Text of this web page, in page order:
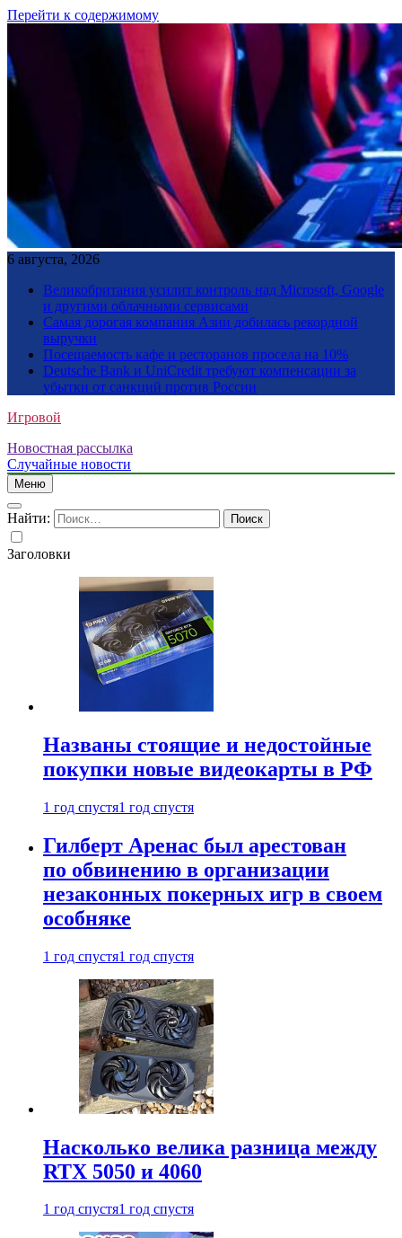
Перейти к содержимому
6 августа, 2026
Великобритания усилит контроль над Microsoft, Google
и другими облачными сервисами
Самая дорогая компания Азии добилась рекордной
выручки
Посещаемость кафе и ресторанов просела на 10%
Deutsche Bank и UniCredit требуют компенсации за
убытки от санкций против России
Игровой
Новостная рассылка
Случайные новости
Меню
Найти:
Заголовки
Названы стоящие и недостойные
покупки новые видеокарты в РФ
1 год спустя1 год спустя
Гилберт Аренас был арестован
по обвинению в организации
незаконных покерных игр в своем
особняке
1 год спустя1 год спустя
Насколько велика разница между
RTX 5050 и 4060
1 год спустя1 год спустя